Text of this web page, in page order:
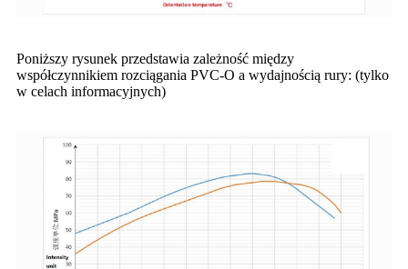
Poniższy rysunek przedstawia zależność między
współczynnikiem rozciągania PVC-O a wydajnością rury: (tylko
w celach informacyjnych)